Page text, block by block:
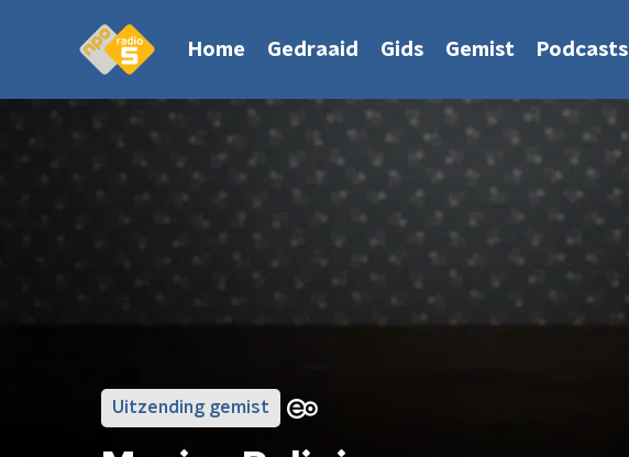
Home Gedraaid Gids Gemist Podcasts
Uitzending gemist